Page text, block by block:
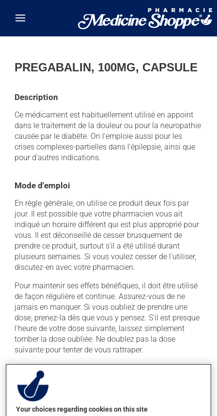
PREGABALIN, 100MG, CAPSULE
Description
Ce médicament est habituellement utilisé en appoint
dans le traitement de la douleur ou pour la neuropathie
causée par le diabète. On l'emploie aussi pour les
crises complexes-partielles dans l'épilepsie, ainsi que
pour d'autres indications.
Mode d'emploi
En règle générale, on utilise ce produit deux fois par
jour. Il est possible que votre pharmacien vous ait
indiqué un horaire différent qui est plus approprié pour
vous. Il est déconseillé de cesser brusquement de
prendre ce produit, surtout s'il a été utilisé durant
plusieurs semaines. Si vous voulez cesser de l'utiliser,
discutez-en avec votre pharmacien.
Pour maintenir ses effets bénéfiques, il doit être utilisé
de façon régulière et continue. Assurez-vous de ne
jamais en manquer. Si vous oubliez de prendre une
dose, prenez-la dès que vous y pensez. S'il est presque
l'heure de votre dose suivante, laissez simplement
tomber la dose oubliée. Ne doublez pas la dose
suivante pour tenter de vous rattraper.
Ce médicament peut être pris avec ou sans nourriture,
sans égard aux repas ou aux collations. La prise
d'alcool peut augmenter l'effet du médicament. Limitez
la consommation d'alcool à une prise occasionnelle de
petites quantités.
Your choices regarding cookies on this site